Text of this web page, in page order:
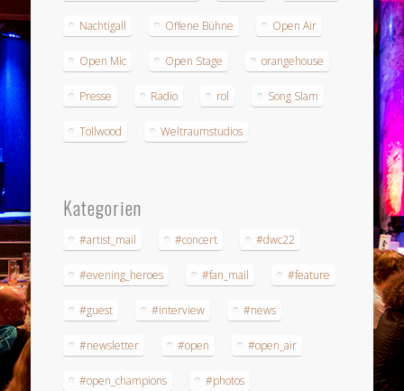
Nachtigall Offene Bühne Open Air
Open Mic Open Stage orangehouse
Presse Radio rol Song Slam
Tollwood Weltraumstudios
Kategorien
#artist_mail #concert #dwc22
#evening_heroes #fan_mail #feature
#guest #interview #news
#newsletter #open #open_air
#open_champions #photos